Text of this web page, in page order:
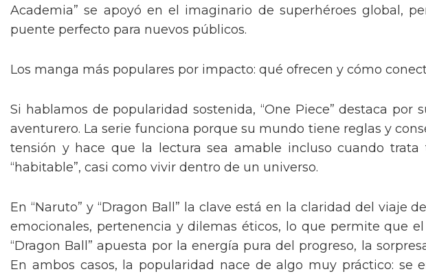
Academia” se apoyó en el imaginario de superhéroes global,
puente perfecto para nuevos públicos.
Los manga más populares por impacto: qué ofrecen y cómo
Si hablamos de popularidad sostenida, “One Piece” destaca
aventurero. La serie funciona porque su mundo tiene reglas y
tensión y hace que la lectura sea amable incluso cuando
“habitable”, casi como vivir dentro de un universo.
En “Naruto” y “Dragon Ball” la clave está en la claridad del viaje
emocionales, pertenencia y dilemas éticos, lo que permite que
“Dragon Ball” apuesta por la energía pura del progreso, la
En ambos casos, la popularidad nace de algo muy práctico: